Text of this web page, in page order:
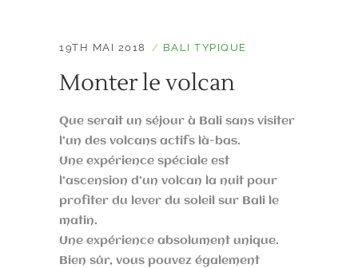
19TH MAI 2018 BALI TYPIQUE
Monter le volcan
Que serait un séjour à Bali sans visiter
l’un des volcans actifs là-bas.
Une expérience spéciale est
l’ascension d’un volcan la nuit pour
profiter du lever du soleil sur Bali le
matin.
Une expérience absolument unique.
Bien sûr, vous pouvez également